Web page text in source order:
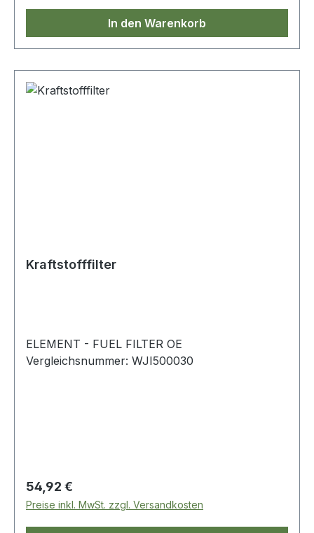
In den Warenkorb
Kraftstofffilter
ELEMENT - FUEL FILTER OE
Vergleichsnummer: WJI500030
Regulärer Preis:
54,92 €
Preise inkl. MwSt. zzgl. Versandkosten